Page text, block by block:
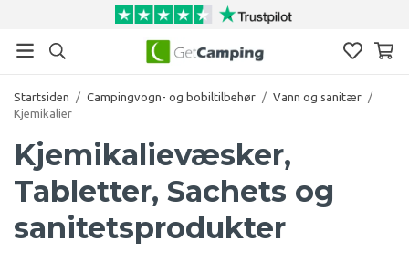
Startsiden / Campingvogn- og bobiltilbehør / Vann og sanitær /
Kjemikalier
Kjemikalievæsker,
Tabletter, Sachets og
sanitetsprodukter